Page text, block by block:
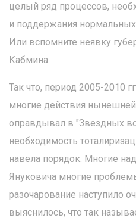
целый ряд процессов,
и поддержания
Или вспомните неявку
Кабмина.
Так что, период 2005-2010
многие действия
оправдывал в "Звездных
необходимость
навела порядок. Многие
Януковича многие
разочарование наступило
выяснилось, что так